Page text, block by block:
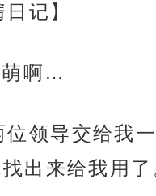
记】
啊…
位领导交给我
出来给我用了